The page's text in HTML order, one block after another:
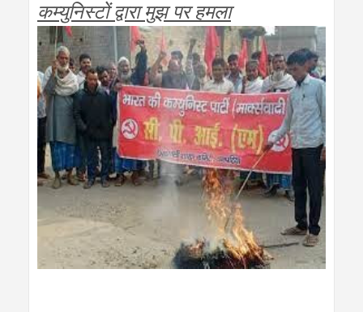
कम्युनिस्टों द्वारा मुझ पर हमला